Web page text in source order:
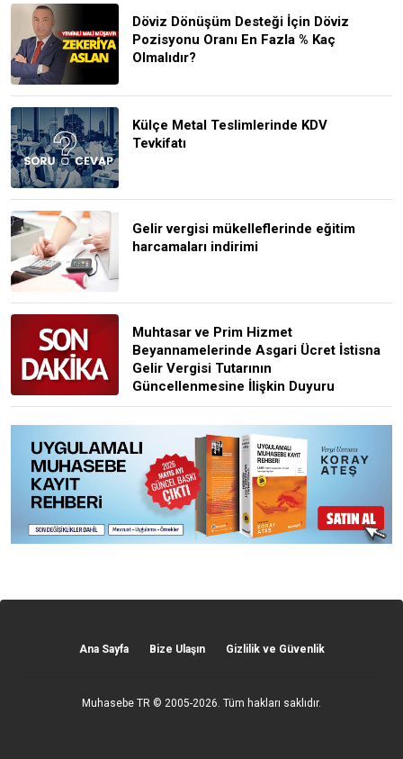
Döviz Dönüşüm Desteği İçin Döviz
Pozisyonu Oranı En Fazla % Kaç
Olmalıdır?
Külçe Metal Teslimlerinde KDV
Tevkifatı
Gelir vergisi mükelleflerinde eğitim
harcamaları indirimi
Muhtasar ve Prim Hizmet
Beyannamelerinde Asgari Ücret İstisna
Gelir Vergisi Tutarının
Güncellenmesine İlişkin Duyuru
Ana Sayfa Bize Ulaşın Gizlilik ve Güvenlik
Muhasebe TR © 2005-2026. Tüm hakları saklıdır.